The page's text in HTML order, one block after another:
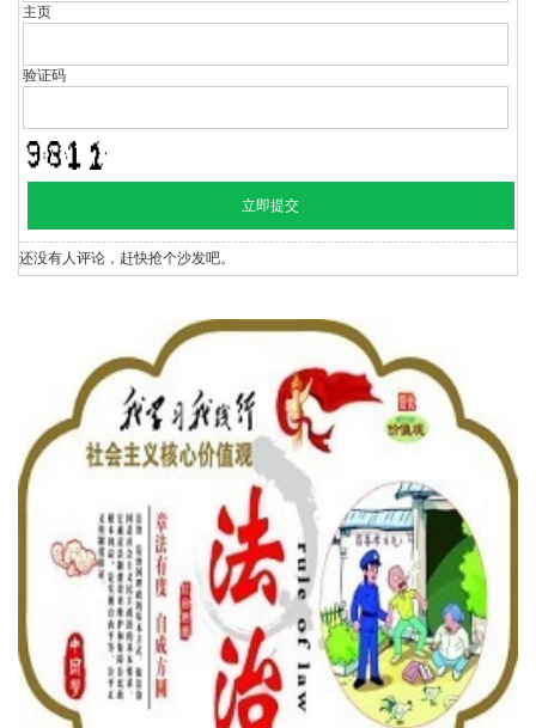
主页
验证码
还没有人评论，赶快抢个沙发吧。